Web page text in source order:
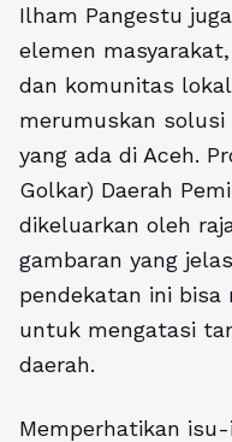
Ilham Pangestu
elemen
dan komunitas
merumuskan solusi
yang ada di Aceh.
Golkar) Daerah
dikeluarkan oleh
gambaran yang
pendekatan ini
untuk mengatasi
daerah.
Memperhatikan